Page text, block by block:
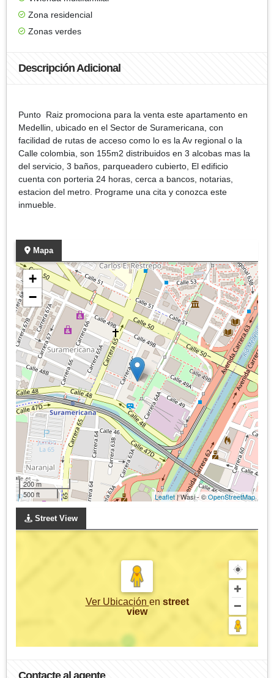
Zona residencial
Zonas verdes
Descripción Adicional
Punto Raiz promociona para la venta este apartamento en
Medellin, ubicado en el Sector de Suramericana, con
facilidad de rutas de acceso como lo es la Av regional o la
Calle colombia, son 155m2 distribuidos en 3 alcobas mas la
del servicio, 3 baños, parqueadero cubierto, El edificio
cuenta con porteria 24 horas, cerca a bancos, notarias,
estacion del metro. Programe una cita y conozca este
inmueble.
Mapa
+
−
200 m
500 ft
Leaflet| Wasi - ©OpenStreetMap
Street View
Ver Ubicación en street
view
Contacte al agente